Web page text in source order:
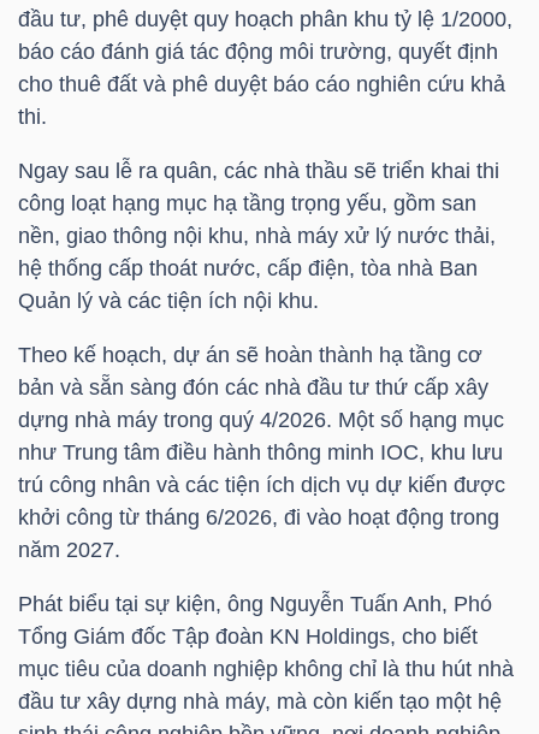
đầu tư, phê duyệt quy hoạch phân khu tỷ lệ 1/2000,
báo cáo đánh giá tác động môi trường, quyết định
cho thuê đất và phê duyệt báo cáo nghiên cứu khả
thi.
Ngay sau lễ ra quân, các nhà thầu sẽ triển khai thi
công loạt hạng mục hạ tầng trọng yếu, gồm san
nền, giao thông nội khu, nhà máy xử lý nước thải,
hệ thống cấp thoát nước, cấp điện, tòa nhà Ban
Quản lý và các tiện ích nội khu.
Theo kế hoạch, dự án sẽ hoàn thành hạ tầng cơ
bản và sẵn sàng đón các nhà đầu tư thứ cấp xây
dựng nhà máy trong quý 4/2026. Một số hạng mục
như Trung tâm điều hành thông minh IOC, khu lưu
trú công nhân và các tiện ích dịch vụ dự kiến được
khởi công từ tháng 6/2026, đi vào hoạt động trong
năm 2027.
Phát biểu tại sự kiện, ông Nguyễn Tuấn Anh, Phó
Tổng Giám đốc Tập đoàn KN Holdings, cho biết
mục tiêu của doanh nghiệp không chỉ là thu hút nhà
đầu tư xây dựng nhà máy, mà còn kiến tạo một hệ
VĨ
MÔ
NGÀNH
DOANH
CỔ
PHIẾU
PHÁI
SINH